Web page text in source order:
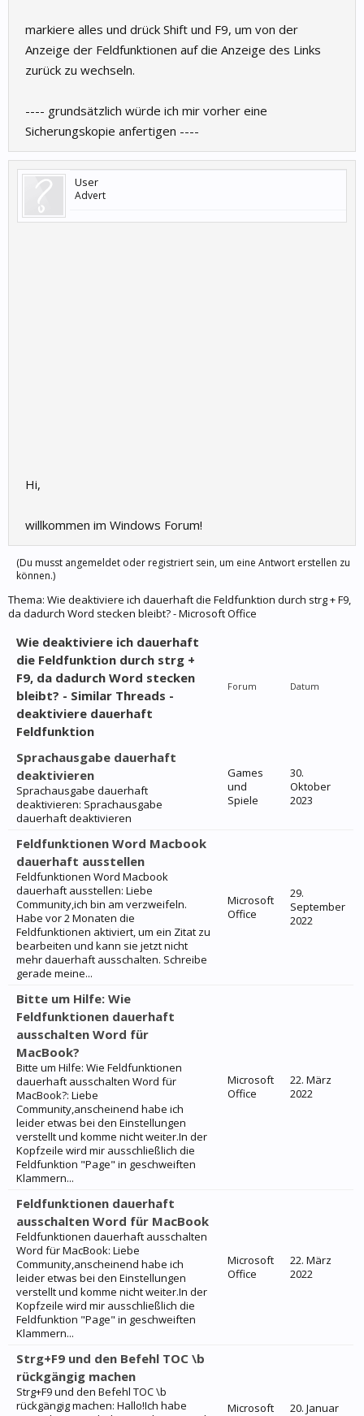
markiere alles und drück Shift und F9, um von der
Anzeige der Feldfunktionen auf die Anzeige des Links
zurück zu wechseln.
---- grundsätzlich würde ich mir vorher eine
Sicherungskopie anfertigen ----
User
Advert
Hi,
willkommen im Windows Forum!
(Du musst angemeldet oder registriert sein, um eine Antwort erstellen zu
können.)
Thema: Wie deaktiviere ich dauerhaft die Feldfunktion durch strg + F9,
da dadurch Word stecken bleibt? - Microsoft Office
Wie deaktiviere ich dauerhaft
die Feldfunktion durch strg +
F9, da dadurch Word stecken
bleibt? - Similar Threads -
deaktiviere dauerhaft
Feldfunktion
Forum Datum
Sprachausgabe dauerhaft
deaktivieren
Sprachausgabe dauerhaft
deaktivieren: Sprachausgabe
dauerhaft deaktivieren
Games
und
Spiele
30.
Oktober
2023
Feldfunktionen Word Macbook
dauerhaft ausstellen
Feldfunktionen Word Macbook
dauerhaft ausstellen: Liebe
Community,ich bin am verzweifeln.
Habe vor 2 Monaten die
Feldfunktionen aktiviert, um ein Zitat zu
bearbeiten und kann sie jetzt nicht
mehr dauerhaft ausschalten. Schreibe
gerade meine...
Microsoft
Office
29.
September
2022
Bitte um Hilfe: Wie
Feldfunktionen dauerhaft
ausschalten Word für
MacBook?
Bitte um Hilfe: Wie Feldfunktionen
dauerhaft ausschalten Word für
MacBook?: Liebe
Community,anscheinend habe ich
leider etwas bei den Einstellungen
verstellt und komme nicht weiter.In der
Kopfzeile wird mir ausschließlich die
Feldfunktion "Page" in geschweiften
Klammern...
Microsoft
Office
22. März
2022
Feldfunktionen dauerhaft
ausschalten Word für MacBook
Feldfunktionen dauerhaft ausschalten
Word für MacBook: Liebe
Community,anscheinend habe ich
leider etwas bei den Einstellungen
verstellt und komme nicht weiter.In der
Kopfzeile wird mir ausschließlich die
Feldfunktion "Page" in geschweiften
Klammern...
Microsoft
Office
22. März
2022
Strg+F9 und den Befehl TOC \b
rückgängig machen
Strg+F9 und den Befehl TOC \b
rückgängig machen: Hallo!Ich habe
Microsoft
20. Januar